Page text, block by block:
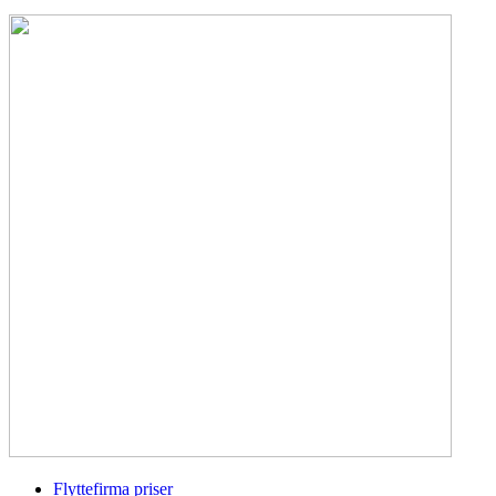
Flyttefirma priser